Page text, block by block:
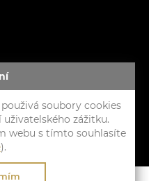
soubory cookies
uživatelského zážitku.
webu s tímto souhlasíte
).